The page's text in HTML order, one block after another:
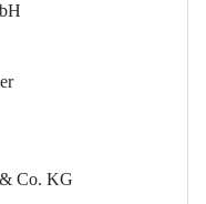
Co. KG